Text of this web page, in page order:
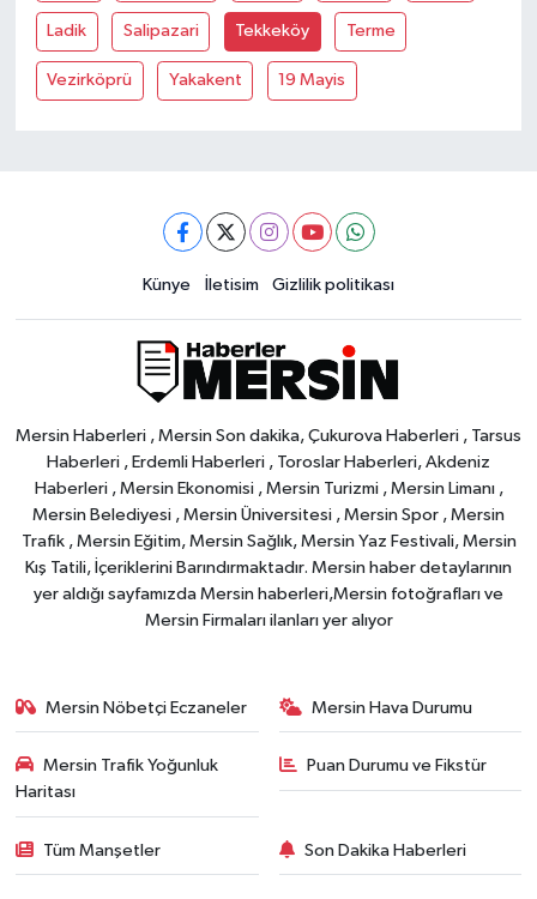
Ladik Salipazari Tekkeköy Terme
Vezirköprü Yakakent 19 Mayis
Künye İletisim Gizlilik politikası
Mersin Haberleri , Mersin Son dakika, Çukurova Haberleri , Tarsus
Haberleri , Erdemli Haberleri , Toroslar Haberleri, Akdeniz
Haberleri , Mersin Ekonomisi , Mersin Turizmi , Mersin Limanı ,
Mersin Belediyesi , Mersin Üniversitesi , Mersin Spor , Mersin
Trafik , Mersin Eğitim, Mersin Sağlık, Mersin Yaz Festivali, Mersin
Kış Tatili, İçeriklerini Barındırmaktadır. Mersin haber detaylarının
yer aldığı sayfamızda Mersin haberleri,Mersin fotoğrafları ve
Mersin Firmaları ilanları yer alıyor
Mersin Nöbetçi Eczaneler Mersin Hava Durumu
Mersin Trafik Yoğunluk
Haritası
Puan Durumu ve Fikstür
Tüm Manşetler Son Dakika Haberleri